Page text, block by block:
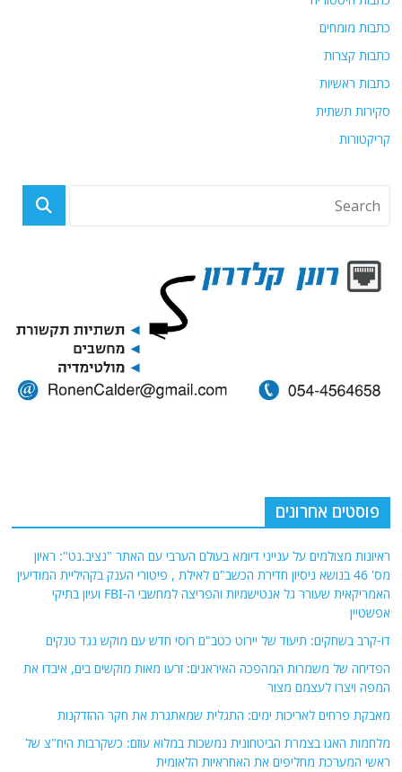
כתבות מומחים
כתבות קצרות
כתבות ראשיות
סקירות תשתית
קריקטורות
פוסטים אחרונים
ראיונות מצולמים על ענייני דיומא בעולם הערבי עם האתר "נציב.נט": ראיון
מס' 46 בנושא ניסיון חדירת הכשב"ם לאילת , פיטורי הענק בקהיליית המודיעין
האמריקאית שעורר גל אנטישמיות והפריצה למחשבי ה-FBI ועיון בתיקי
אפשטיין
דו-קרב בשחקים: תיעוד של יירוט כטב"ם רוסי חדש עם מוקש נגד טנקים
הפדיחה של משמרות המהפכה האיראנים: זרעו מאות מוקשים בים, איבדו את
המפה ויצרו לעצמם מצור
מאבקת פרחים לאריכות ימים: התגלית שמאתגרת את חקר ההזדקנות
מלחמות האגו בצמרת הביטחונית נמשכות במלוא עוזם: כשקרבות היח"צ של
ראשי המערכת מחליפים את האחראיות הלאומית